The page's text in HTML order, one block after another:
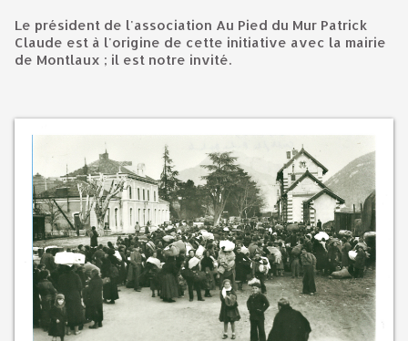
Le président de l'association Au Pied du Mur Patrick
Claude est à l'origine de cette initiative avec la mairie
de Montlaux ; il est notre invité.